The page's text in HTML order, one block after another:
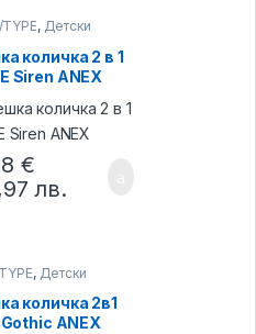
TYPE, Детски
количка 2 в 1
Siren ANEX
€
лв.
, Детски
количка 2в1
ANEX